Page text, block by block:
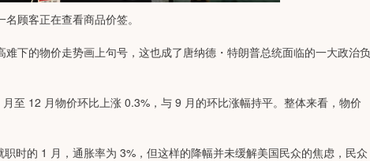
顾客正在查看商品价签。
的物价走势画上句号，这也成了唐纳德・特朗普总统面临的一大政治负
12 月物价环比上涨 0.3%，与 9 月的环比涨幅持平。整体来看，物价
的 1 月，通胀率为 3%，但这样的降幅并未缓解美国民众的焦虑，民众